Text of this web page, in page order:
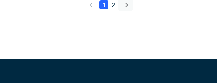
<- 1 2 ->